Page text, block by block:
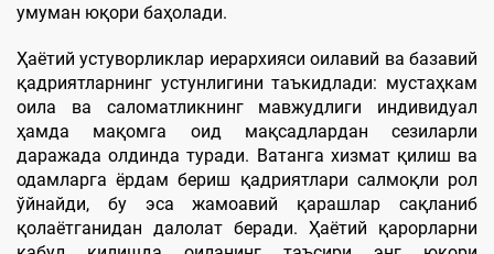
умуман юқори баҳолади.
Ҳаётий устуворликлар иерархияси оилавий ва базавий
қадриятларнинг устунлигини таъкидлади: мустаҳкам
оила ва саломатликнинг мавжудлиги индивидуал
ҳамда мақомга оид мақсадлардан сезиларли
даражада олдинда туради. Ватанга хизмат қилиш ва
одамларга ёрдам бериш қадриятлари салмоқли рол
ўйнайди, бу эса жамоавий қарашлар сақланиб
қолаётганидан далолат беради. Ҳаётий қарорларни